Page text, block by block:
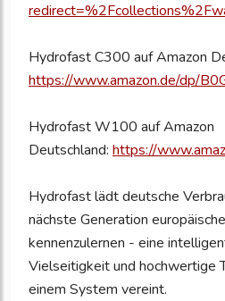
Hydrofast C300 auf Amazon
https://www.amazon.de/dp/
Hydrofast W100 auf Amazon
Deutschland: https://
Hydrofast lädt deutsche
nächste Generation
kennenzulernen - eine
Vielseitigkeit und hochwertige
einem System vereint.